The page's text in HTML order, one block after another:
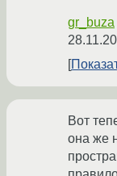
gr_buza
Вот
она же